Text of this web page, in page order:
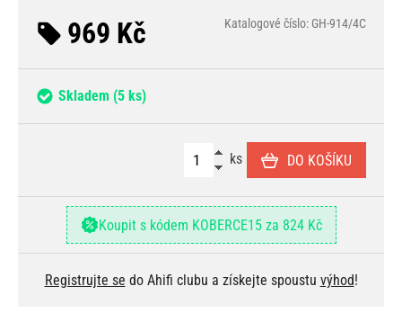
969 Kč Katalogové číslo: GH-914/4C
Skladem (5 ks)
ks DO KOŠÍKU
Koupit s kódem KOBERCE15 za 824 Kč
Registrujte se do Ahifi clubu a získejte spoustu výhod!